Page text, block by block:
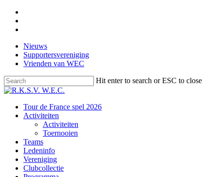
Skip
main
Nieuws
Supportersvereniging
Vrienden van WEC
Hit enter to search or ESC to close
Close
Menu
Tour de France spel 2026
Activiteiten
Activiteiten
Toernooien
Teams
Ledeninfo
Vereniging
Clubcollectie